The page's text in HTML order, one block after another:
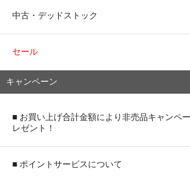
中古・デッドストック
セール
キャンペーン
■ お買い上げ合計金額により非売品キャンペ
レゼント！
■ ポイントサービスについて